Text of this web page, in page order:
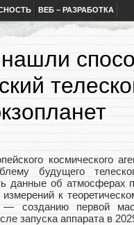
ВЕБ – РАЗРАБОТКА
космического
будущего
данные об атмосферах
к
созданию первой
запуска аппарата в